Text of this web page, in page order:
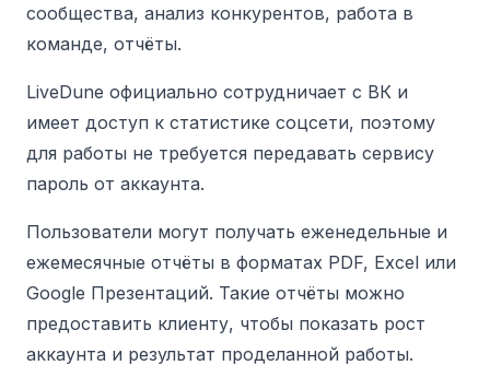
сообщества, анализ конкурентов, работа в
команде, отчёты.
LiveDune официально сотрудничает с ВК и
имеет доступ к статистике соцсети, поэтому
для работы не требуется передавать сервису
пароль от аккаунта.
Пользователи могут получать еженедельные и
ежемесячные отчёты в форматах PDF, Excel или
Google Презентаций. Такие отчёты можно
предоставить клиенту, чтобы показать рост
аккаунта и результат проделанной работы.